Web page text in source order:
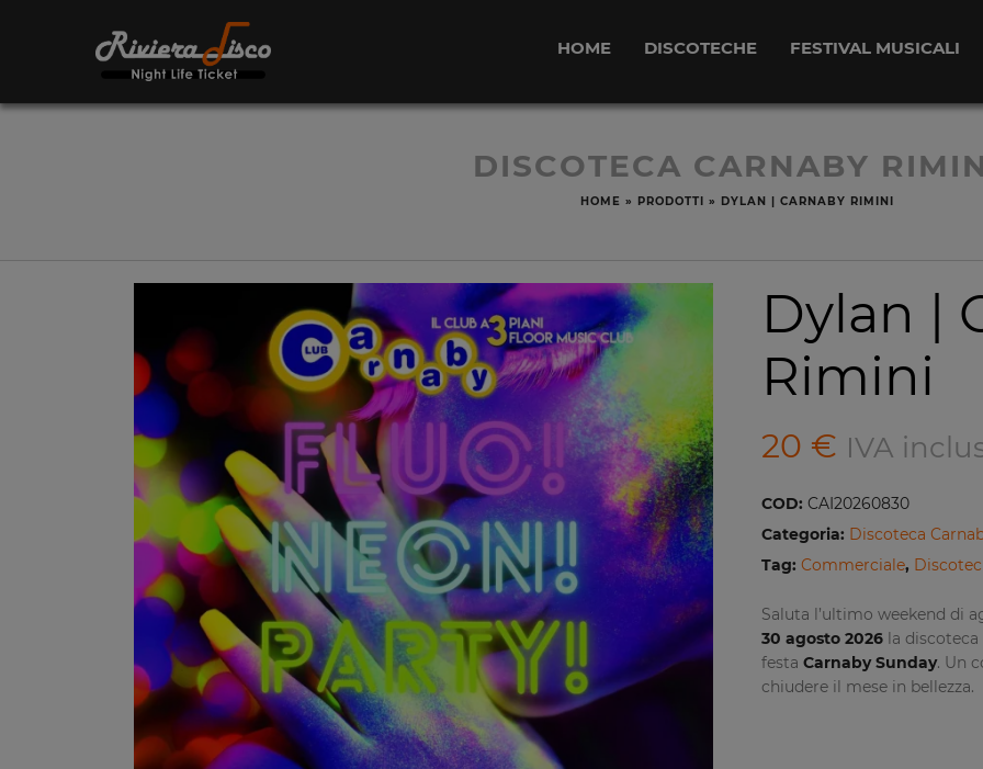
HOME DISCOTECHE FESTIVAL MUSICALI
DISCOTECA CARNABY
HOME » PRODOTTI » DYLAN | CARNABY RIMINI
Dylan |
Rimini
20 € IVA
COD: CAI20260830
Categoria: Discoteca
Tag: Commerciale,
Saluta l’ultimo weekend di
30 agosto 2026 la discoteca
festa Carnaby Sunday. Un
chiudere il mese in bellezza.